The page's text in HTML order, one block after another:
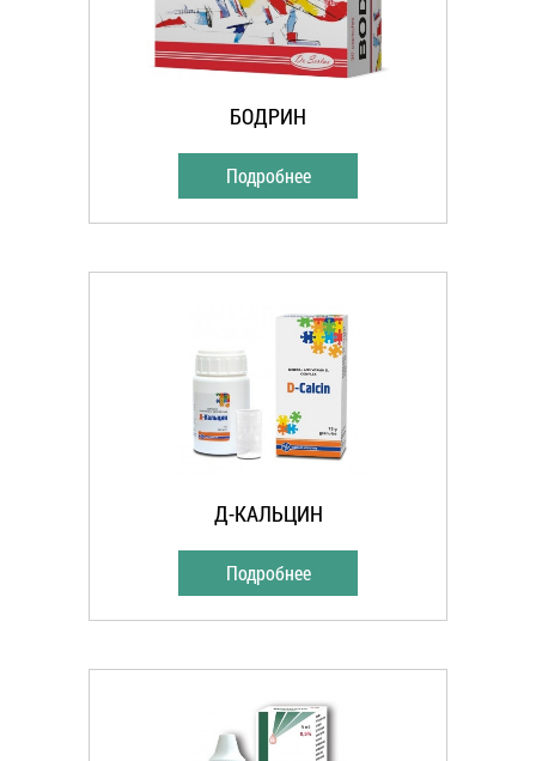
БОДРИН
Подробнее
Д-КАЛЬЦИН
Подробнее